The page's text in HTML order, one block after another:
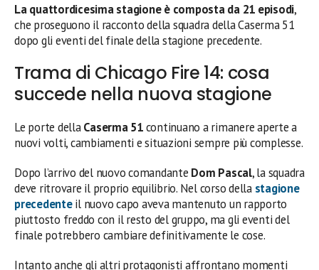
La quattordicesima stagione è composta da 21 episodi,
che proseguono il racconto della squadra della Caserma 51
dopo gli eventi del finale della stagione precedente.
Trama di Chicago Fire 14: cosa
succede nella nuova stagione
Le porte dellaCaserma 51continuano a rimanere aperte a
nuovi volti, cambiamenti e situazioni sempre più complesse.
Dopo l’arrivo del nuovo comandante Dom Pascal, la squadra
deve ritrovare il proprio equilibrio. Nel corso della stagione
precedenteil nuovo capo aveva mantenuto un rapporto
piuttosto freddo con il resto del gruppo, ma gli eventi del
finale potrebbero cambiare definitivamente le cose.
Intanto anche gli altri protagonisti affrontano momenti